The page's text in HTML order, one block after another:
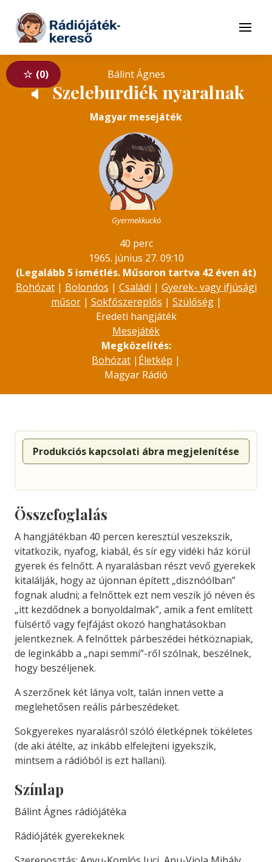
Tovább a tartalomhoz
Menü
0 Bálint Ágnes
🔈 Szeleburdiék nyaralnak
Magyar mesejáték
Gyermekkuckó
40 perc
1965. június 27. 09:10
(Legalább 5 ismétlés. Műsoron tartva 42 éven át)
Bohózat| Bolondos | Családi | Gyerek- vagy ifjúsági
műsor| Sokfőszereplős | Szülőség|
Eredeti hangjáték
Mesejáték
Megközelítés:
Bohózat | Életkép |
Magyar Rádió
Produkciós kapcsolati ábra megjelenítése
Összefoglalás
A hangjátékban 40 percen keresztül veszekszik,
vitatkozik, nyafog, kiabál, és sír egy vidéki ház körül
gyerek és felnőtt. A nyaralásban részt vevő gyerekek
kitalálják, hogy az újonnan épített „disznóólban”
fognak aludni; a felnőttek ezt nem veszik jó néven és
„itt kezdődnek a bonyoldalmak”, amik a fent említett
fülsértő vagy fejfájást okozó hanghatásokban
jelentkeznek. A felnőttek párbeszédei hétköznapiak,
de leginkább a „napi semmi”-ről szólnak, beszélnek,
hogy beszéljenek.
A szerzőnek két lánya volt, talán innen vette a
meglehetősen reális párbeszédeket.
Sokgyerekes nyaralásról szóló életképnek tökéletes
(de aki átélte, az inkább elfelejteni igyekszik,
mintsem a rádióból is ezt hallani).
Színlap
Bálint Ágnes rádiójátéka
Rádiójáték gyerekeknek